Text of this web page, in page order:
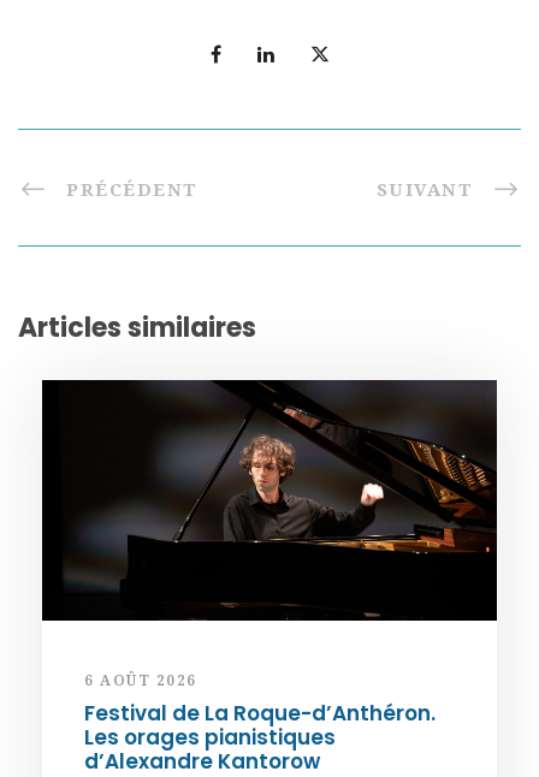
PRÉCÉDENT SUIVANT
Articles similaires
6 AOÛT 2026
Festival de La Roque-d’Anthéron.
Les orages pianistiques
d’Alexandre Kantorow